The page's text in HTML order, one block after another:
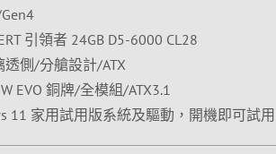
引領者 24GB D5-6000 CL28
透側/分艙設計/ATX
EVO 銅牌/全模組/ATX3.1
11 家用試用版系統及驅動，開機即可試用